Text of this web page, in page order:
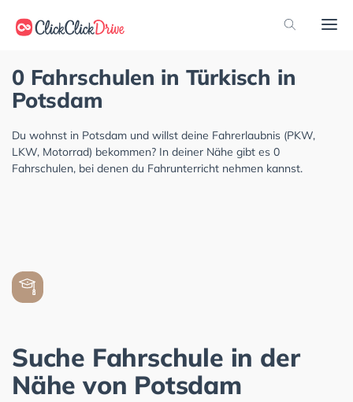
0 Fahrschulen in Türkisch in
Potsdam
Du wohnst in Potsdam und willst deine Fahrerlaubnis (PKW,
LKW, Motorrad) bekommen? In deiner Nähe gibt es 0
Fahrschulen, bei denen du Fahrunterricht nehmen kannst.
Suche Fahrschule in der
Nähe von Potsdam